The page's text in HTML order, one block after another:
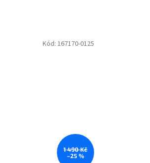
1 490 Kč
–25 %
Kód: 167170-0125